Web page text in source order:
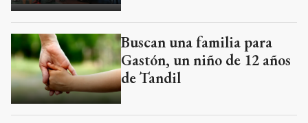
Buscan una familia para
Gastón, un niño de 12 años
de Tandil